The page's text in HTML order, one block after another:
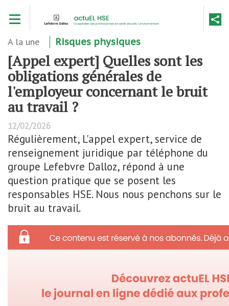
contenu
A la une Risques physiques
[Appel expert] Quelles sont les
obligations générales de
l'employeur concernant le bruit
au travail ?
12/02/2026
Régulièrement, L'appel expert, service de
renseignement juridique par téléphone du
groupe Lefebvre Dalloz, répond à une
question pratique que se posent les
responsables HSE. Nous nous penchons sur le
bruit au travail.